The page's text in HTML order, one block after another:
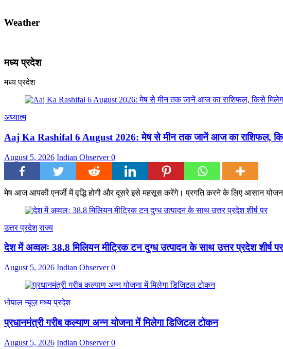
Weather
मध्य प्रदेश
मध्य प्रदेश
अध्यात्म
Aaj Ka Rashifal 6 August 2026: मेष से मीन तक जानें आज का राशिफल,
August 5, 2026 Indian Observer0
मेष आज आपकी एनर्जी में वृद्धि होगी और दूसरे इसे महसूस करेंगे। प्रगति करने के लिए आसान
उत्तर प्रदेश राज्य
देश में अव्वलः 38.8 मिलियन मीट्रिक टन दुग्ध उत्पादन के साथ उत्तर प्रदेश शीर्ष पर
August 5, 2026 Indian Observer0
भोपाल न्यूज़ मध्य प्रदेश
प्रधानमंत्री गरीब कल्याण अन्न योजना में मिलेगा डिजिटल टोकन
August 5, 2026 Indian Observer0